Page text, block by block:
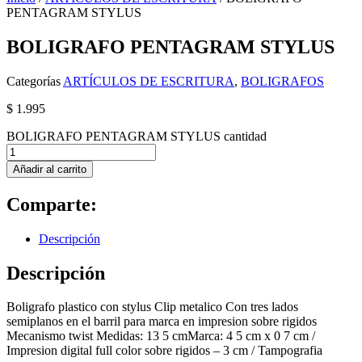
PENTAGRAM STYLUS
BOLIGRAFO PENTAGRAM STYLUS
Categorías ARTÍCULOS DE ESCRITURA, BOLIGRAFOS
$ 1.995
BOLIGRAFO PENTAGRAM STYLUS cantidad
Añadir al carrito
Comparte:
Descripción
Descripción
Boligrafo plastico con stylus Clip metalico Con tres lados
semiplanos en el barril para marca en impresion sobre rigidos
Mecanismo twist Medidas: 13 5 cmMarca: 4 5 cm x 0 7 cm /
Impresion digital full color sobre rigidos – 3 cm / Tampografia